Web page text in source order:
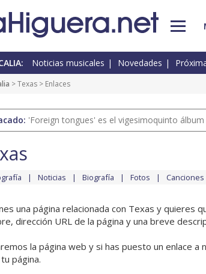
Noticias musicales Novedades
>Texas > Enlaces
'Foreign tongues' es el vigesimoquinto
Noticias Biografía Fotos Canciones
una página relacionada con Texas y quieres
dirección URL de la página y una breve
la página web y si has puesto un enlace a
página.